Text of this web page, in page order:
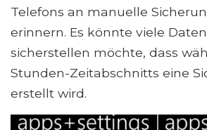
Telefons an manuelle
erinnern. Es könnte viele
sicherstellen möchte, dass
Stunden-Zeitabschnitts eine
erstellt wird.